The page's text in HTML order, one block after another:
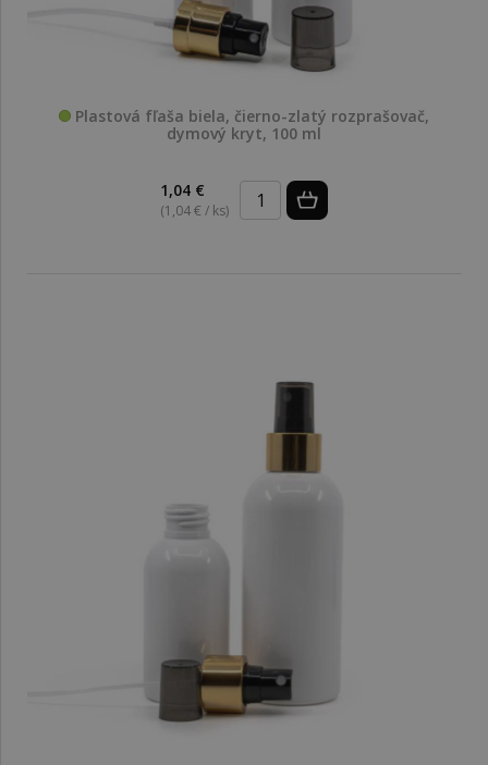
Plastová fľaša biela, čierno-zlatý rozprašovač,
dymový kryt, 100 ml
1,04 €
(1,04 € / ks)